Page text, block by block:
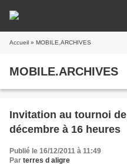
Accueil » MOBILE.ARCHIVES
MOBILE.ARCHIVES
Invitation au tournoi
décembre à 16 heures
Publié le 16/12/2011 à 11:49
Par terres d aligre